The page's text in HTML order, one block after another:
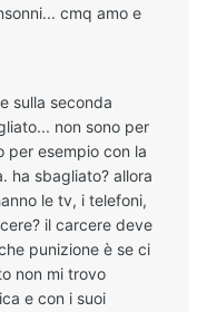
cmq amo e
sulla seconda
non sono per
per esempio con la
ha sbagliato? allora
le tv, i telefoni,
il carcere deve
punizione è se ci
non mi trovo
e con i suoi